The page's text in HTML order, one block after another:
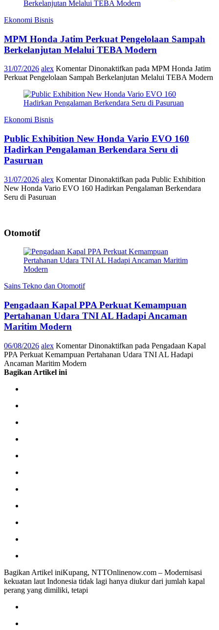
Ekonomi Bisnis
MPM Honda Jatim Perkuat Pengelolaan Sampah
Berkelanjutan Melalui TEBA Modern
31/07/2026 alex Komentar Dinonaktifkan pada MPM Honda Jatim
Perkuat Pengelolaan Sampah Berkelanjutan Melalui TEBA Modern
Ekonomi Bisnis
Public Exhibition New Honda Vario EVO 160
Hadirkan Pengalaman Berkendara Seru di
Pasuruan
31/07/2026 alex Komentar Dinonaktifkan pada Public Exhibition
New Honda Vario EVO 160 Hadirkan Pengalaman Berkendara
Seru di Pasuruan
Otomotif
Sains Tekno dan Otomotif
Pengadaan Kapal PPA Perkuat Kemampuan
Pertahanan Udara TNI AL Hadapi Ancaman
Maritim Modern
06/08/2026 alex Komentar Dinonaktifkan pada Pengadaan Kapal
PPA Perkuat Kemampuan Pertahanan Udara TNI AL Hadapi
Ancaman Maritim Modern
Bagikan Artikel ini
Bagikan Artikel iniKupang, NTTOnlinenow.com – Modernisasi
kekuatan laut Indonesia tidak lagi hanya diukur dari jumlah kapal
perang yang dimiliki, tetapi